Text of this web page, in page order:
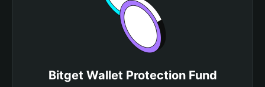
Bitget Wallet Protection Fund